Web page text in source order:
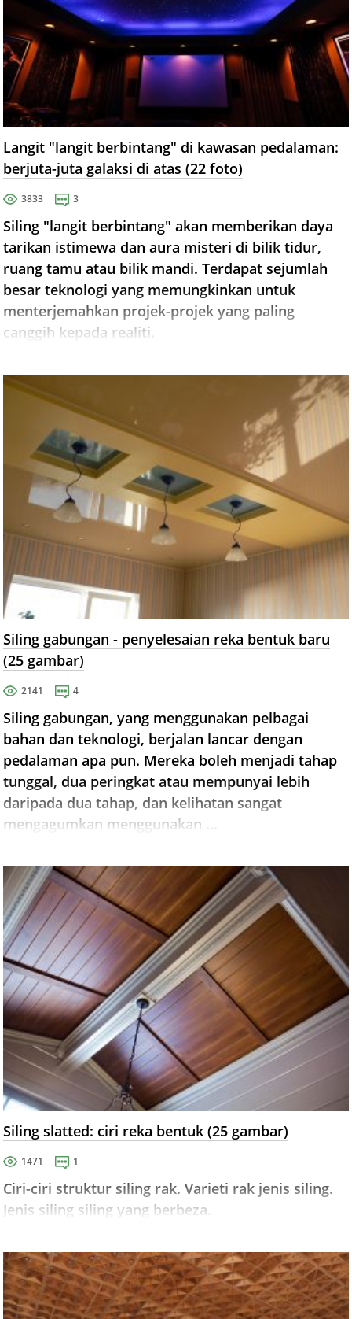
Langit "langit berbintang" di kawasan pedalaman:
berjuta-juta galaksi di atas (22 foto)
3833 3
Siling "langit berbintang" akan memberikan daya
tarikan istimewa dan aura misteri di bilik tidur,
ruang tamu atau bilik mandi. Terdapat sejumlah
besar teknologi yang memungkinkan untuk
menterjemahkan projek-projek yang paling
canggih kepada realiti.
Siling gabungan - penyelesaian reka bentuk baru
(25 gambar)
2141 4
Siling gabungan, yang menggunakan pelbagai
bahan dan teknologi, berjalan lancar dengan
pedalaman apa pun. Mereka boleh menjadi tahap
tunggal, dua peringkat atau mempunyai lebih
daripada dua tahap, dan kelihatan sangat
mengagumkan menggunakan ...
Siling slatted: ciri reka bentuk (25 gambar)
1471 1
Ciri-ciri struktur siling rak. Varieti rak jenis siling.
Jenis siling siling yang berbeza.